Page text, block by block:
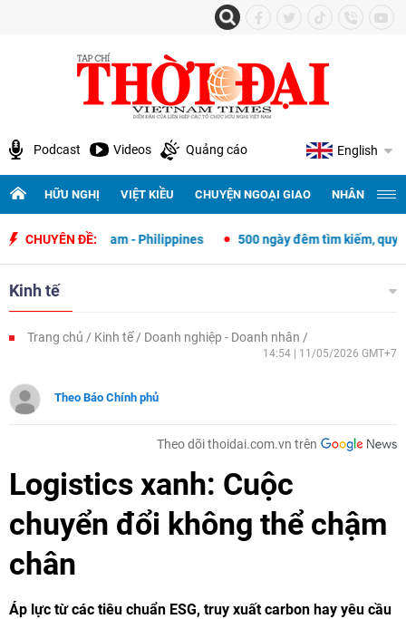
Podcast Videos Quảng cáo English
HỮU NGHỊ VIỆT KIỀU CHUYỆN NGOẠI GIAO NHÂN
CHUYÊN ĐỀ:
Nam - Philippines 500 ngày đêm tìm kiếm, quy tập và xác
Kinh tế
Trang chủ Kinh tế Doanh nghiệp - Doanh nhân
14:54 | 11/05/2026 GMT+7
Theo Báo Chính phủ
Theo dõi thoidai.com.vn trên
Logistics xanh: Cuộc
chuyển đổi không thể chậm
chân
Áp lực từ các tiêu chuẩn ESG, truy xuất carbon hay yêu cầu